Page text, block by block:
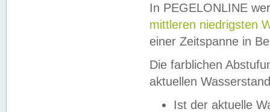
In PEGELONLINE
mittleren niedrigsten
einer Zeitspanne in
Die farblichen
aktuellen
Ist der aktuelle